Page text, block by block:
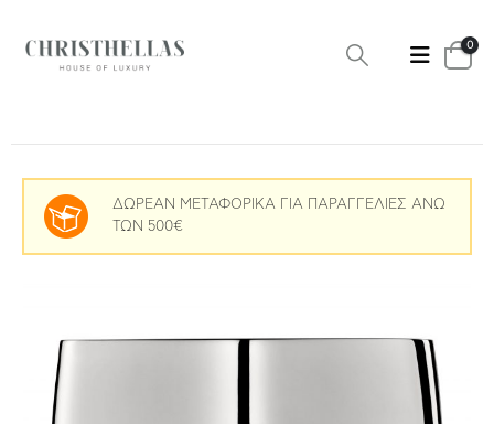
0
ΔΩΡΕΑΝ ΜΕΤΑΦΟΡΙΚΑ ΓΙΑ ΠΑΡΑΓΓΕΛΙΕΣ ΑΝΩ
ΤΩΝ 500€